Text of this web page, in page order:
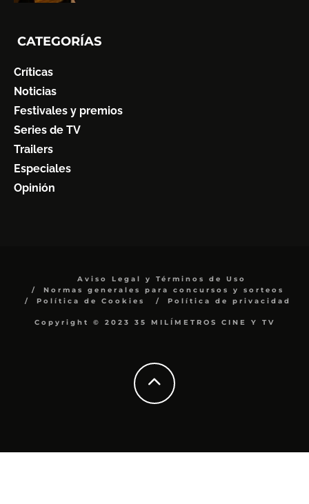
CATEGORÍAS
Críticas
Noticias
Festivales y premios
Series de TV
Trailers
Especiales
Opinión
Aviso Legal y Términos de Uso
Normas generales para concursos y sorteos
Política de Cookies
Política de privacidad
Copyright © 2023 35 MILÍMETROS CINE Y TV